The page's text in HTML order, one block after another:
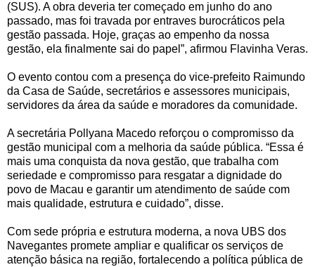
(SUS). A obra deveria ter começado em junho do ano
passado, mas foi travada por entraves burocráticos pela
gestão passada. Hoje, graças ao empenho da nossa
gestão, ela finalmente sai do papel”, afirmou Flavinha Veras.
O evento contou com a presença do vice-prefeito Raimundo
da Casa de Saúde, secretários e assessores municipais,
servidores da área da saúde e moradores da comunidade.
A secretária Pollyana Macedo reforçou o compromisso da
gestão municipal com a melhoria da saúde pública. “Essa é
mais uma conquista da nova gestão, que trabalha com
seriedade e compromisso para resgatar a dignidade do
povo de Macau e garantir um atendimento de saúde com
mais qualidade, estrutura e cuidado”, disse.
Com sede própria e estrutura moderna, a nova UBS dos
Navegantes promete ampliar e qualificar os serviços de
atenção básica na região, fortalecendo a política pública de